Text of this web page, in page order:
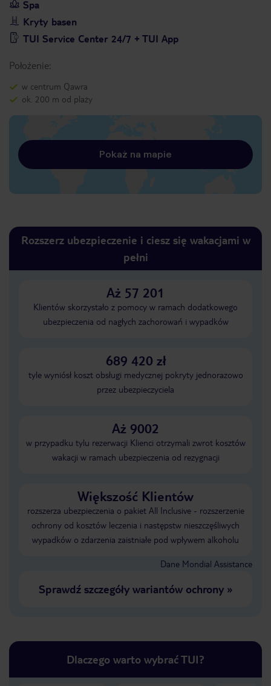
Spa
Kryty basen
TUI Service Center 24/7 + TUI App
Położenie:
w centrum Qawra
ok. 200 m od plaży
Pokaż na mapie
Rozszerz ubezpieczenie i ciesz się wakacjami w
pełni
Aż 57 201
Klientów skorzystało z pomocy w ramach dodatkowego
ubezpieczenia od nagłych zachorowań i wypadków
689 420 zł
tyle wyniósł koszt obsługi medycznej pokryty jednorazowo
przez ubezpieczyciela
Aż 9002
w przypadku tylu rezerwacji Klienci otrzymali zwrot kosztów
wakacji w ramach ubezpieczenia od rezygnacji
Większość Klientów
rozszerza ubezpieczenia o pakiet All Inclusive - rozszerzenie
ochrony od kosztów leczenia i następstw nieszczęśliwych
wypadków o zdarzenia zaistniałe pod wpływem alkoholu
Dane Mondial Assistance
Sprawdź szczegóły wariantów ochrony»
Dlaczego warto wybrać TUI?